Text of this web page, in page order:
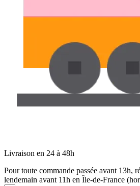
Livraison en 24 à 48h
Pour toute commande passée avant 13h,
lendemain avant 11h en Île-de-France